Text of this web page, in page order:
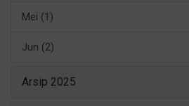
Mei (1)
Jun (2)
Arsip 2025